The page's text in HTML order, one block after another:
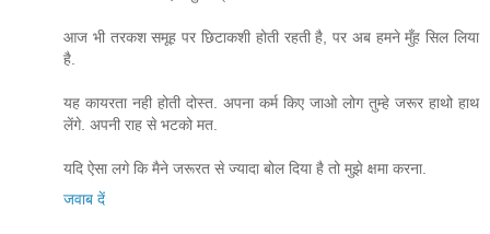
आज भी तरकश समूह पर छिटाकशी होती रहती है, पर अब हमने मुँह सिल लिया
है.
यह कायरता नही होती दोस्त. अपना कर्म किए जाओ लोग तुम्हे जरूर हाथो हाथ
लेंगे. अपनी राह से भटको मत.
यदि ऐसा लगे कि मैने जरूरत से ज्यादा बोल दिया है तो मुझे क्षमा करना.
जवाब दें